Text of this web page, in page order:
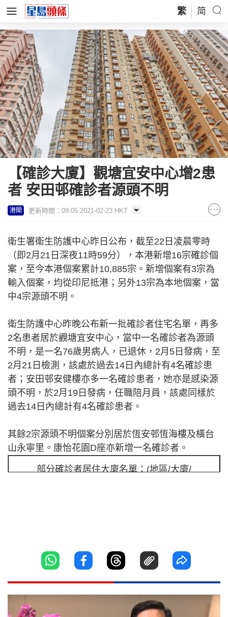
繁 简
【確診大廈】觀塘宜安中心增2患
者 安田邨確診者源頭不明
港聞 更新時間：09:05 2021-02-23 HKT
衛生署衛生防護中心昨日公布，截至22日凌晨零時
（即2月21日深夜11時59分），本港新增16宗確診個
案，至今本港個案累計10,885宗。新增個案有3宗為
輸入個案，均從印尼抵港；另外13宗為本地個案，當
中4宗源頭不明。
衛生防護中心昨晚公布新一批確診者住宅名單，再多
2名患者居於觀塘宜安中心，當中一名確診者為源頭
不明，是一名76歲男病人，已退休，2月5日發病，至
2月21日檢測，該處於過去14日內總計有4名確診患
者；安田邨安健樓亦多一名確診患者，她亦是感染源
頭不明，於2月19日發病，任職陪月員，該處同樣於
過去14日內總計有4名確診患者。
其餘2宗源頭不明個案分別居於恆安邨恆海樓及橫台
山永寧里。康怡花園D座亦新增一名確診者。
部分確診者居住大廈名單：(地區/大廈/
東區 東盛苑 10874
觀塘 安田邨安健樓 10876
觀塘 宜安中心 10877
觀塘 宜安中心 10878